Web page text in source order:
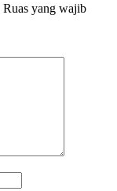
Ruas yang wajib